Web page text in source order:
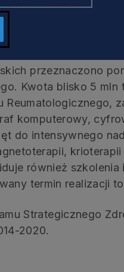
przeznaczono
Kwota blisko 5 mln
komputerowy,
do intensywnego
również szkolenia
termin realizacji to
Strategicznego
2020.